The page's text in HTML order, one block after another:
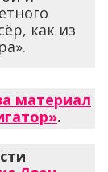
как из
материал
.